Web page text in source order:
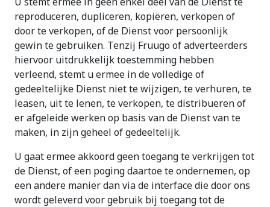
reproduceren, dupliceren, kopiëren, verkopen of
door te verkopen, of de Dienst voor persoonlijk
gewin te gebruiken. Tenzij Fruugo of adverteerders
hiervoor uitdrukkelijk toestemming hebben
verleend, stemt u ermee in de volledige of
gedeeltelijke Dienst niet te wijzigen, te verhuren, te
leasen, uit te lenen, te verkopen, te distribueren of
er afgeleide werken op basis van de Dienst van te
maken, in zijn geheel of gedeeltelijk.
U gaat ermee akkoord geen toegang te verkrijgen tot
de Dienst, of een poging daartoe te ondernemen, op
een andere manier dan via de interface die door ons
wordt geleverd voor gebruik bij toegang tot de